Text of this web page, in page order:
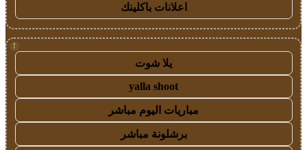
اعلانات باكلينك
!
يلا شوت
yalla shoot
مباريات اليوم مباشر
برشلونة مباشر